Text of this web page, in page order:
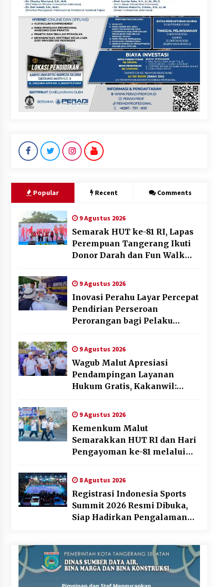
Popular Recent Comments
9 Agustus 2026
Semarak HUT ke-81 RI, Lapas
Perempuan Tangerang Ikuti
Donor Darah dan Fun Walk
Pemasyarakatan
9 Agustus 2026
Inovasi Perahu Layar Percepat
Pendirian Perseroan
Perorangan bagi Pelaku
9 Agustus 2026
Wagub Malut Apresiasi
Pendampingan Layanan
Hukum Gratis, Kakanwil:
Kini Rp0
9 Agustus 2026
Kemenkum Malut
Semarakkan HUT RI dan Hari
Pengayoman ke-81 melalui
8 Agustus 2026
Registrasi Indonesia Sports
Summit 2026 Resmi Dibuka,
Siap Hadirkan Pengalaman